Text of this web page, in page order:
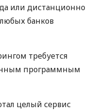
или дистанционно
любых банков
требуется
программным
целый сервис